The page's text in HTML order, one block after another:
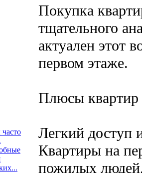
Покупка
тщательного
актуален этот
первом этаже.
Плюсы квартир
Легкий доступ
Квартиры на
пожилых